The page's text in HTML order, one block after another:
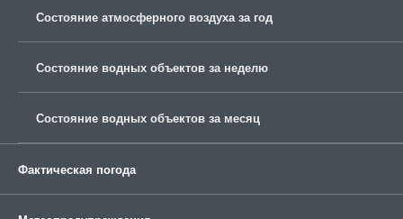
Состояние атмосферного воздуха за год
Состояние водных объектов за неделю
Состояние водных объектов за месяц
Фактическая погода